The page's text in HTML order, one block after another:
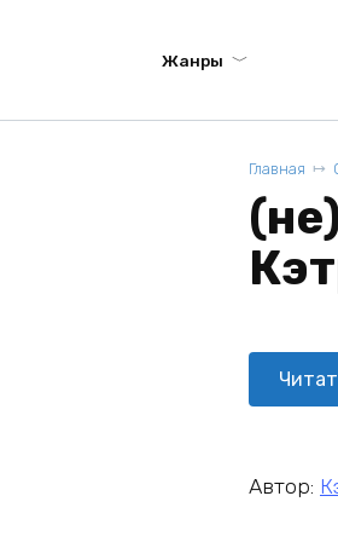
Жанры
Главная
Автор: